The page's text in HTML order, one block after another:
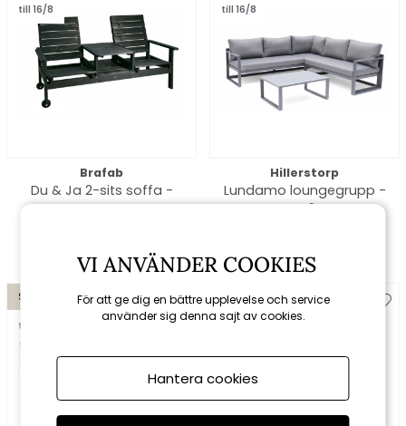
till 16/8
Brafab
Du & Ja 2-sits soffa -
svart furu
till 16/8
Hillerstorp
Lundamo loungegrupp -
grå
Spara 10%
till 16/8
Spara 15%
till 16/8
VI ANVÄNDER COOKIES
För att ge dig en bättre upplevelse och service
använder sig denna sajt av cookies.
Hantera cookies